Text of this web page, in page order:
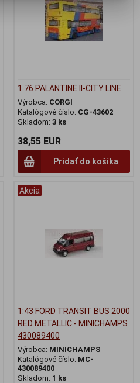
1:76 PALANTINE II-CITY LINE
Výrobca: CORGI
Katalógové číslo: CG-43602
Skladom: 3 ks
38,55 EUR
Pridať do košíka
Akcia
1:43 FORD TRANSIT BUS 2000
RED METALLIC - MINICHAMPS
430089400
Výrobca: MINICHAMPS
Katalógové číslo: MC-
430089400
Skladom: 1 ks